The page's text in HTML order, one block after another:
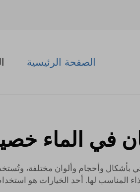
الصفحة الرئيسية
في الماء
بأشكال وأحجام وألوان مختلفة،
المناسب لها. أحد الخيارات هو